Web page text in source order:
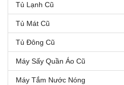
Tủ Lạnh Cũ
Tủ Mát Cũ
Tủ Đông Cũ
Máy Sấy Quần Áo Cũ
Máy Tắm Nước Nóng